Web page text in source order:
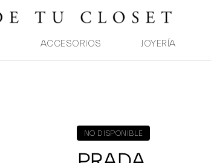
ACCESORIOS JOYERÍA
NO DISPONIBLE